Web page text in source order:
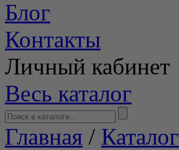
Блог
Контакты
Личный кабинет
Весь каталог
Главная / Каталог